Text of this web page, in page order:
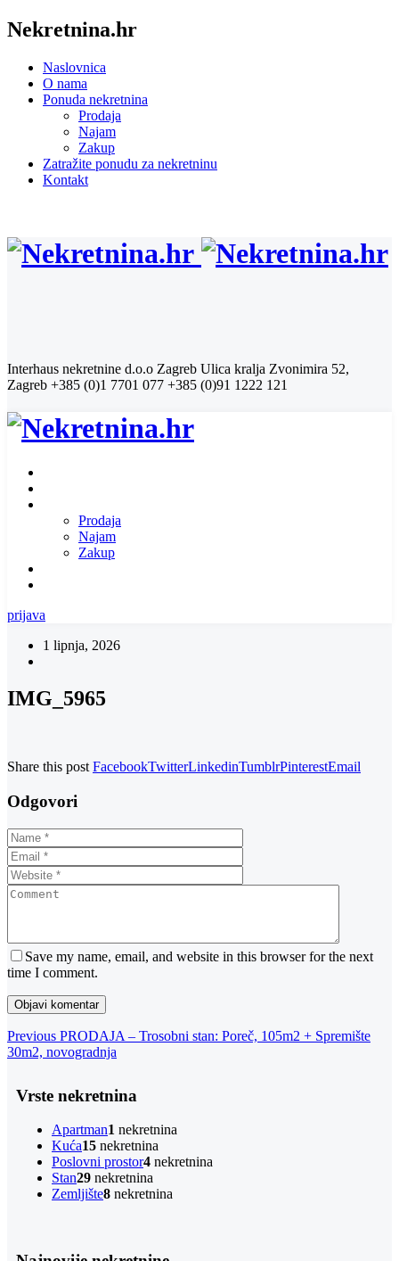
Nekretnina.hr
Naslovnica
O nama
Ponuda nekretnina
Prodaja
Najam
Zakup
Zatražite ponudu za nekretninu
Kontakt
Interhaus nekretnine d.o.o Zagreb Ulica kralja Zvonimira 52,
Zagreb +385 (0)1 7701 077 +385 (0)91 1222 121
Prodaja
Najam
Zakup
prijava
1 lipnja, 2026
IMG_5965
Share this post FacebookTwitterLinkedinTumblrPinterestEmail
Odgovori
Save my name, email, and website in this browser for the next
time I comment.
Navigacija
objava
Previous
Post
Previous PRODAJA – Trosobni stan: Poreč, 105m2 + Spremište
30m2, novogradnja
Vrste nekretnina
Apartman1 nekretnina
Kuća15 nekretnina
Poslovni prostor4 nekretnina
Stan29 nekretnina
Zemljište8 nekretnina